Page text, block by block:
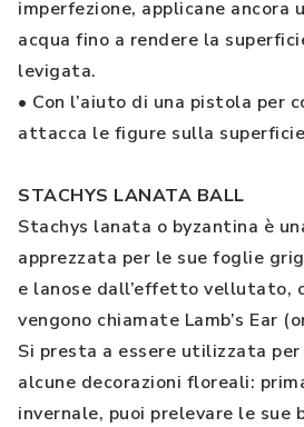
imperfezione, applicane ancora
acqua fino a rendere la
levigata.
• Con l’aiuto di una pistola per
attacca le figure sulla
STACHYS LANATA BALL
Stachys lanata o byzantina è
apprezzata per le sue foglie
e lanose dall’effetto vellutato,
vengono chiamate Lamb’s Ear
Si presta a essere utilizzata per
alcune decorazioni floreali:
invernale, puoi prelevare le sue